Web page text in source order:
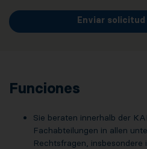
Enviar solicitud
Funciones
Sie beraten innerhalb der
Fachabteilungen in allen
Rechtsfragen,